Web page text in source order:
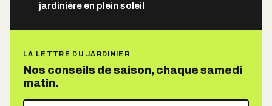
jardinière en plein soleil
LA LETTRE DU JARDINIER
Nos conseils de saison, chaque samedi
matin.